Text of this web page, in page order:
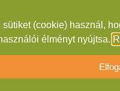
(cookie) használ,
élményt nyújtsa.